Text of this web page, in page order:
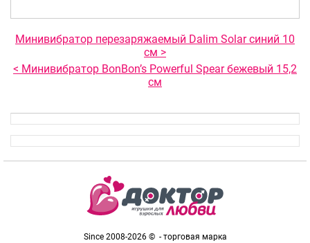
Минивибратор перезаряжаемый Dalim Solar синий 10
см >
< Минивибратор BonBon’s Powerful Spear бежевый 15,2
см
Since 2008-2026 © - торговая марка